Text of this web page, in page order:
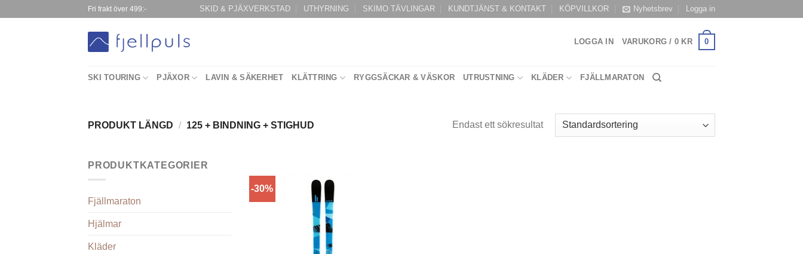
Fri frakt över 499:- SKID & PJÄXVERKSTAD UTHYRNING SKIMO TÄVLINGAR KUNDTJÄNST & KONTAKT KÖPVILLKOR Nyhetsbrev Logga in
LOGGA IN VARUKORG / 0 KR 0
SKI TOURING PJÄXOR LAVIN & SÄKERHET KLÄTTRING RYGGSÄCKAR & VÄSKOR UTRUSTNING KLÄDER FJÄLLMARATON
PRODUKT LÄNGD / 125 + BINDNING + STIGHUD Endast ett sökresultat
PRODUKTKATEGORIER
Fjällmaraton
Hjälmar
Kläder
-30%